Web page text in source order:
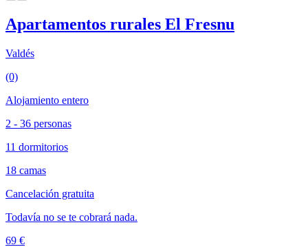
Apartamentos rurales El Fresnu
Valdés
(0)
Alojamiento entero
2 - 36 personas
11 dormitorios
18 camas
Cancelación gratuita
Todavía no se te cobrará nada.
69 €